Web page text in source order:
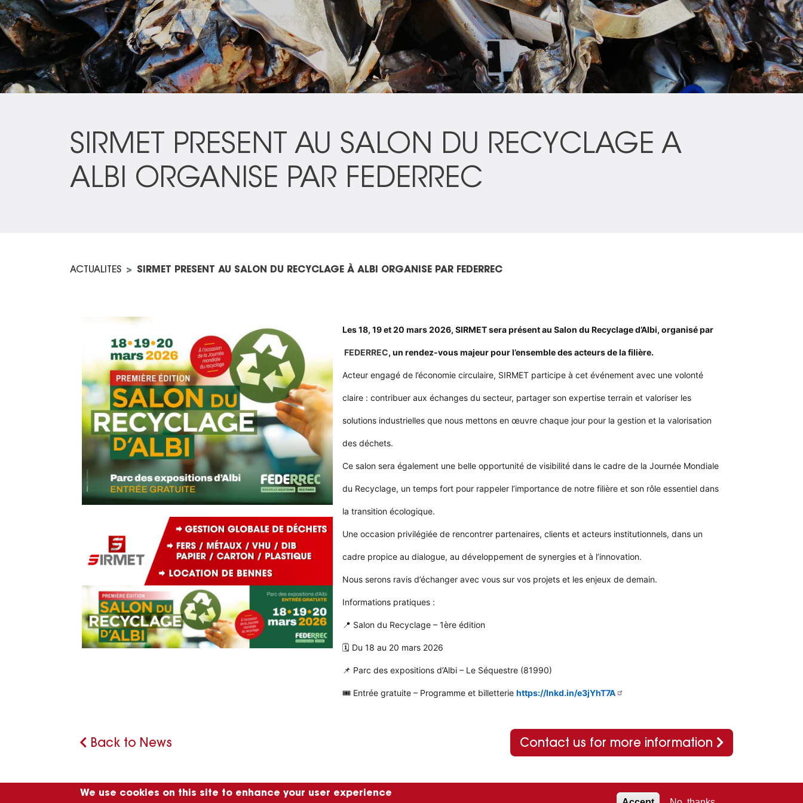
SIRMET PRESENT AU SALON DU RECYCLAGE A
ALBI ORGANISE PAR FEDERREC
ACTUALITES SIRMET PRESENT AU SALON DU RECYCLAGE À ALBI ORGANISE PAR FEDERREC
Les 18, 19 et 20 mars 2026, SIRMET sera présent au Salon du Recyclage d’Albi, organisé par
FEDERREC, un rendez-vous majeur pour l’ensemble des acteurs de la filière.
Acteur engagé de l’économie circulaire, SIRMET participe à cet événement avec une volonté
claire : contribuer aux échanges du secteur, partager son expertise terrain et valoriser les
solutions industrielles que nous mettons en œuvre chaque jour pour la gestion et la valorisation
des déchets.
Ce salon sera également une belle opportunité de visibilité dans le cadre de la Journée Mondiale
du Recyclage, un temps fort pour rappeler l’importance de notre filière et son rôle essentiel dans
la transition écologique.
Une occasion privilégiée de rencontrer partenaires, clients et acteurs institutionnels, dans un
cadre propice au dialogue, au développement de synergies et à l’innovation.
Nous serons ravis d’échanger avec vous sur vos projets et les enjeux de demain.
Informations pratiques :
📍 Salon du Recyclage – 1ère édition
🗓 Du 18 au 20 mars 2026
📌 Parc des expositions d’Albi – Le Séquestre (81990)
🎟 Entrée gratuite – Programme et billetterie https://lnkd.in/e3jYhT7A
Back to News Contact us for more information
We use cookies on this site to enhance your user experience